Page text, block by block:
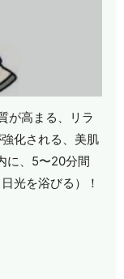
が高まる、リラ
化される、美肌
に、5〜20分間
光を浴びる）！